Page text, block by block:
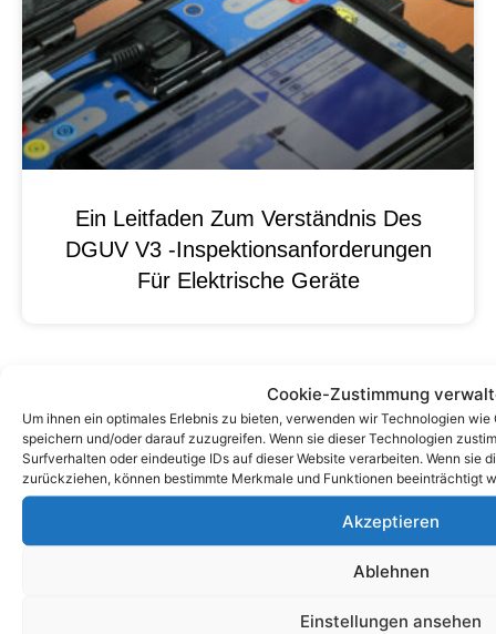
Cookie-Zustimmung
Um ihnen ein optimales Erlebnis zu bieten, verwenden wir Technologien
speichern und/oder darauf zuzugreifen. Wenn sie dieser Technologien
Surfverhalten oder eindeutige IDs auf dieser Website verarbeiten. Wenn sie
zurückziehen, können bestimmte Merkmale und Funktionen beeinträchtigt
Akzeptieren
Ablehnen
Einstellungen ansehen
Ein Leitfaden Zum Verständnis Des
DGUV V3 -Inspektionsanforderungen
Für Elektrische Geräte